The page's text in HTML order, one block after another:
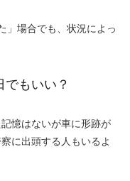
」場合でも、状況によっ
もいい？
憶はないが車に形跡が
に出頭する人もいるよ